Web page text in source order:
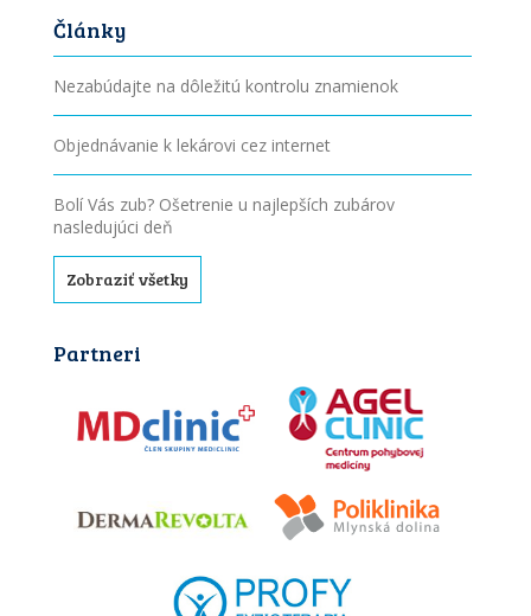
Články
Nezabúdajte na dôležitú kontrolu znamienok
Objednávanie k lekárovi cez internet
Bolí Vás zub? Ošetrenie u najlepších zubárov
nasledujúci deň
Zobraziť všetky
Partneri